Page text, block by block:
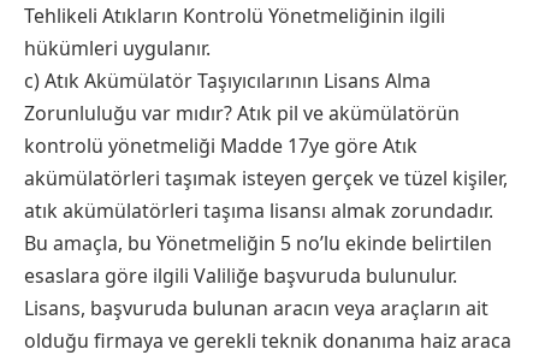
Tehlikeli Atıkların Kontrolü Yönetmeliğinin ilgili
hükümleri uygulanır.
c) Atık Akümülatör Taşıyıcılarının Lisans Alma
Zorunluluğu var mıdır? Atık pil ve akümülatörün
kontrolü yönetmeliği Madde 17ye göre Atık
akümülatörleri taşımak isteyen gerçek ve tüzel kişiler,
atık akümülatörleri taşıma lisansı almak zorundadır.
Bu amaçla, bu Yönetmeliğin 5 no’lu ekinde belirtilen
esaslara göre ilgili Valiliğe başvuruda bulunulur.
Lisans, başvuruda bulunan aracın veya araçların ait
olduğu firmaya ve gerekli teknik donanıma haiz araca